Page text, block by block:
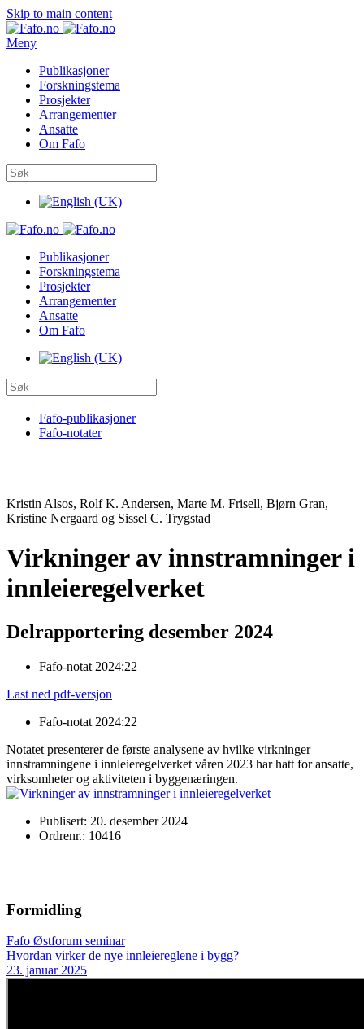
Skip to main content
Meny
Publikasjoner
Forskningstema
Prosjekter
Arrangementer
Ansatte
Om Fafo
Publikasjoner
Forskningstema
Prosjekter
Arrangementer
Ansatte
Om Fafo
Fafo-publikasjoner
Fafo-notater
Kristin Alsos, Rolf K. Andersen, Marte M. Frisell, Bjørn Gran,
Kristine Nergaard og Sissel C. Trygstad
Virkninger av innstramninger i
innleieregelverket
Delrapportering desember 2024
Fafo-notat 2024:22
Last ned pdf-versjon
Fafo-notat 2024:22
Notatet presenterer de første analysene av hvilke virkninger
innstramningene i innleieregelverket våren 2023 har hatt for ansatte,
virksomheter og aktiviteten i byggenæringen.
Publisert: 20. desember 2024
Ordrenr.: 10416
Formidling
Fafo Østforum seminar
Hvordan virker de nye innleiereglene i bygg?
23. januar 2025